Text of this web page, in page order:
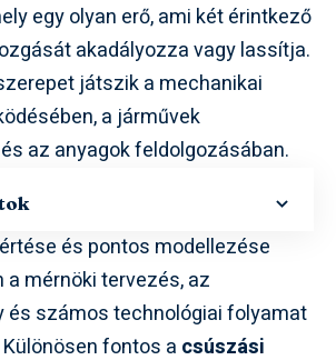
egy olyan erő, ami két érintkező
akadályozza vagy lassítja.
játszik a mechanikai
a járművek
az anyagok feldolgozásában.
és pontos modellezése
mérnöki tervezés, az
és számos technológiai folyamat
fontos a csúszási